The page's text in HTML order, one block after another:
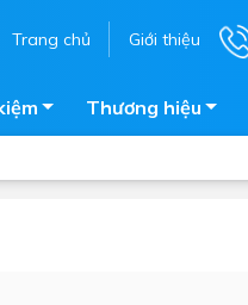
Trang chủ Giới thiệu
Thương hiệu